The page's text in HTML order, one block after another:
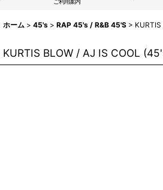
ホーム > 45's > RAP 45's / R&B 45'S >
KURTIS BLOW / AJ IS COOL